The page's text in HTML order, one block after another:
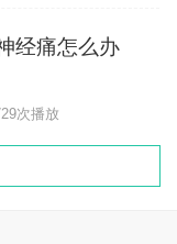
经痛怎么办
次播放